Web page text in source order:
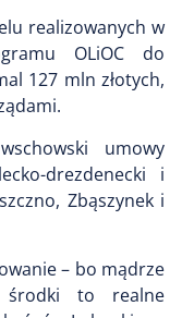
realizowanych w
OLiOC do
127 mln złotych,
umowy
drezdenecki i
Zbąszynek i
– bo mądrze
środki to realne